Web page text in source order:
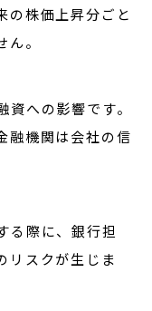
の株価上昇分ごと
。
への影響です。
融機関は会社の信
る際に、銀行担
リスクが生じま